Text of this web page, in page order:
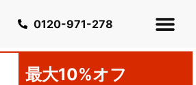
0120-971-278
最大10%オフ